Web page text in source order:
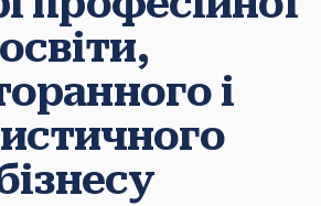
освіти,
і